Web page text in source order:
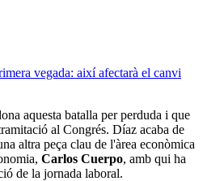
vegada: així afectarà el canvi
aquesta batalla per perduda i que
al Congrés. Díaz acaba de
altra peça clau de l'àrea econòmica
Carlos Cuerpo, amb qui ha
de la jornada laboral.